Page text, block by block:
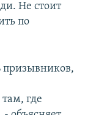
Не стоит
по
призывников,
где